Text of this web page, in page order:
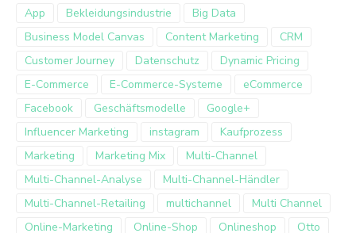
App Bekleidungsindustrie
Big Data
Business Model Canvas
Content Marketing
CRM
Customer Journey
Datenschutz
Dynamic Pricing
E-Commerce
E-Commerce-Systeme
eCommerce
Facebook
Geschäftsmodelle
Google+
Influencer Marketing
instagram
Kaufprozess
Marketing
Marketing Mix
Multi-Channel
Multi-Channel-Analyse
Multi-Channel-Händler
Multi-Channel-Retailing
multichannel
Multi Channel
Online-Marketing
Online-Shop Onlineshop
Otto